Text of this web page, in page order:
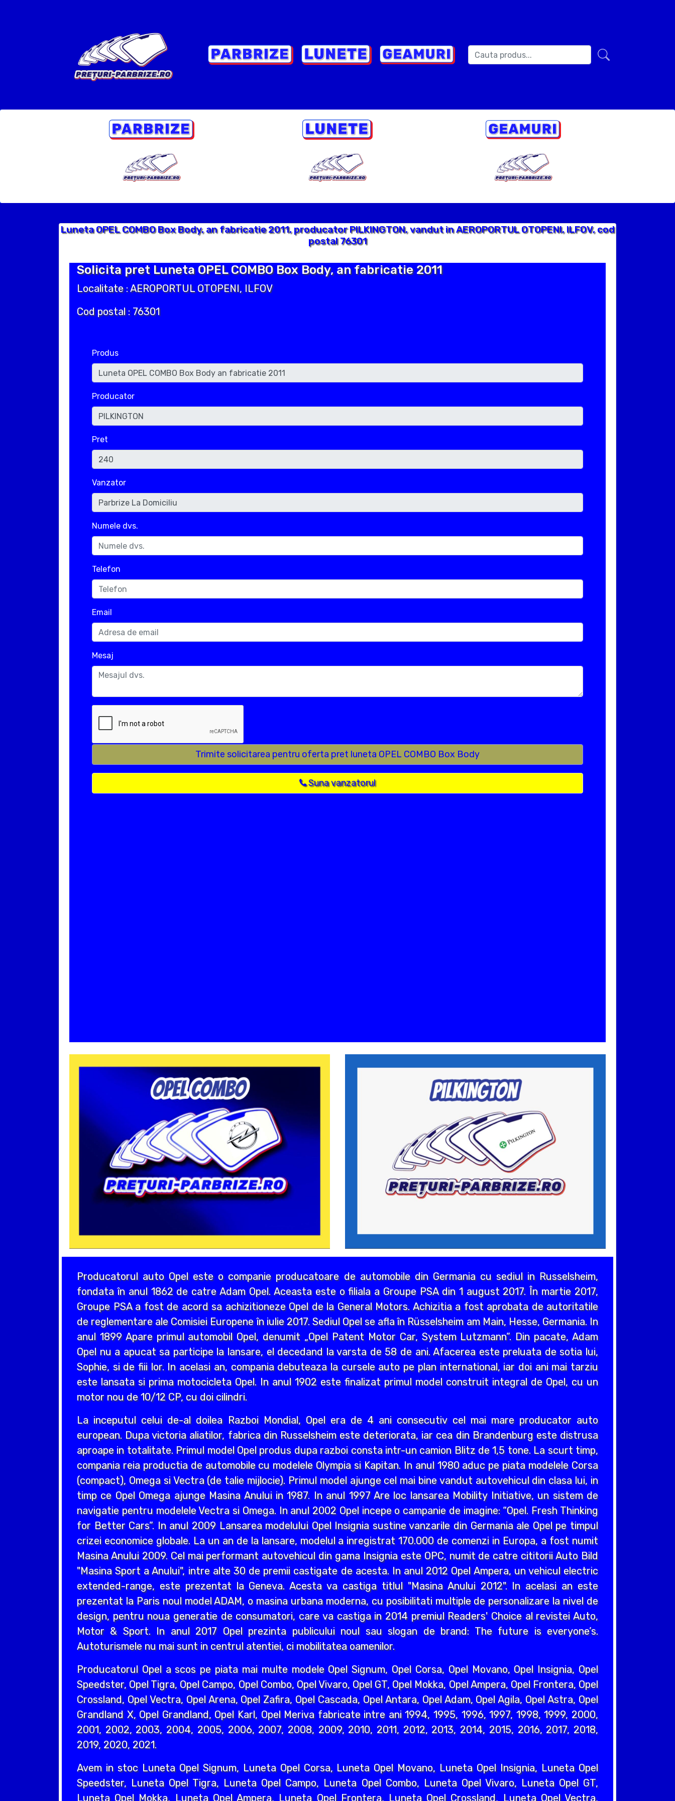
Luneta OPEL COMBO Box Body, an fabricatie 2011, producator PILKINGTON, vandut in AEROPORTUL OTOPENI, ILFOV, cod
postal 76301
Solicita pret Luneta OPEL COMBO Box Body, an fabricatie 2011
Localitate : AEROPORTUL OTOPENI, ILFOV
Cod postal : 76301
Produs
Producator
Pret
Vanzator
Numele dvs.
Telefon
Email
Mesaj
Trimite solicitarea pentru oferta pret luneta OPEL COMBO Box Body
Suna vanzatorul
Producatorul auto Opel este o companie producatoare de automobile din Germania cu sediul in Russelsheim,
fondata în anul 1862 de catre Adam Opel. Aceasta este o filiala a Groupe PSA din 1 august 2017. În martie 2017,
Groupe PSA a fost de acord sa achizitioneze Opel de la General Motors. Achizitia a fost aprobata de autoritatile
de reglementare ale Comisiei Europene în iulie 2017. Sediul Opel se afla în Rüsselsheim am Main, Hesse, Germania. In
anul 1899 Apare primul automobil Opel, denumit „Opel Patent Motor Car, System Lutzmann”. Din pacate, Adam
Opel nu a apucat sa participe la lansare, el decedand la varsta de 58 de ani. Afacerea este preluata de sotia lui,
Sophie, si de fiii lor. In acelasi an, compania debuteaza la cursele auto pe plan international, iar doi ani mai tarziu
este lansata si prima motocicleta Opel. In anul 1902 este finalizat primul model construit integral de Opel, cu un
motor nou de 10/12 CP, cu doi cilindri.
La inceputul celui de-al doilea Razboi Mondial, Opel era de 4 ani consecutiv cel mai mare producator auto
european. Dupa victoria aliatilor, fabrica din Russelsheim este deteriorata, iar cea din Brandenburg este distrusa
aproape in totalitate. Primul model Opel produs dupa razboi consta intr-un camion Blitz de 1,5 tone. La scurt timp,
compania reia productia de automobile cu modelele Olympia si Kapitan. In anul 1980 aduc pe piata modelele Corsa
(compact), Omega si Vectra (de talie mijlocie). Primul model ajunge cel mai bine vandut autovehicul din clasa lui, in
timp ce Opel Omega ajunge Masina Anului in 1987. In anul 1997 Are loc lansarea Mobility Initiative, un sistem de
navigatie pentru modelele Vectra si Omega. In anul 2002 Opel incepe o campanie de imagine: “Opel. Fresh Thinking
for Better Cars”. In anul 2009 Lansarea modelului Opel Insignia sustine vanzarile din Germania ale Opel pe timpul
crizei economice globale. La un an de la lansare, modelul a inregistrat 170.000 de comenzi in Europa, a fost numit
Masina Anului 2009. Cel mai performant autovehicul din gama Insignia este OPC, numit de catre cititorii Auto Bild
"Masina Sport a Anului", intre alte 30 de premii castigate de acesta. In anul 2012 Opel Ampera, un vehicul electric
extended-range, este prezentat la Geneva. Acesta va castiga titlul "Masina Anului 2012". In acelasi an este
prezentat la Paris noul model ADAM, o masina urbana moderna, cu posibilitati multiple de personalizare la nivel de
design, pentru noua generatie de consumatori, care va castiga in 2014 premiul Readers' Choice al revistei Auto,
Motor & Sport. In anul 2017 Opel prezinta publicului noul sau slogan de brand: The future is everyone’s.
Autoturismele nu mai sunt in centrul atentiei, ci mobilitatea oamenilor.
Producatorul Opel a scos pe piata mai multe modele Opel Signum, Opel Corsa, Opel Movano, Opel Insignia, Opel
Speedster, Opel Tigra, Opel Campo, Opel Combo, Opel Vivaro, Opel GT, Opel Mokka, Opel Ampera, Opel Frontera, Opel
Crossland, Opel Vectra, Opel Arena, Opel Zafira, Opel Cascada, Opel Antara, Opel Adam, Opel Agila, Opel Astra, Opel
Grandland X, Opel Grandland, Opel Karl, Opel Meriva fabricate intre ani 1994, 1995, 1996, 1997, 1998, 1999, 2000,
2001, 2002, 2003, 2004, 2005, 2006, 2007, 2008, 2009, 2010, 2011, 2012, 2013, 2014, 2015, 2016, 2017, 2018,
2019, 2020, 2021.
Avem in stoc Luneta Opel Signum, Luneta Opel Corsa, Luneta Opel Movano, Luneta Opel Insignia, Luneta Opel
Speedster, Luneta Opel Tigra, Luneta Opel Campo, Luneta Opel Combo, Luneta Opel Vivaro, Luneta Opel GT,
Luneta Opel Mokka, Luneta Opel Ampera, Luneta Opel Frontera, Luneta Opel Crossland, Luneta Opel Vectra,